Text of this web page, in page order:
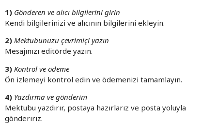
1) Gönderen ve alıcı bilgilerini girin
Kendi bilgilerinizi ve alıcının bilgilerini ekleyin.
2) Mektubunuzu çevrimiçi yazın
Mesajınızı editörde yazın.
3) Kontrol ve ödeme
Ön izlemeyi kontrol edin ve ödemenizi tamamlayın.
4) Yazdırma ve gönderim
Mektubu yazdırır, postaya hazırlarız ve posta yoluyla
göndeririz.